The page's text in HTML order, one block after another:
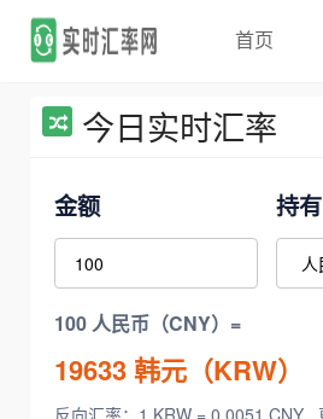
首页
今日实时汇率
金额 持有
100 人民币（CNY）=
19633韩元（KRW）